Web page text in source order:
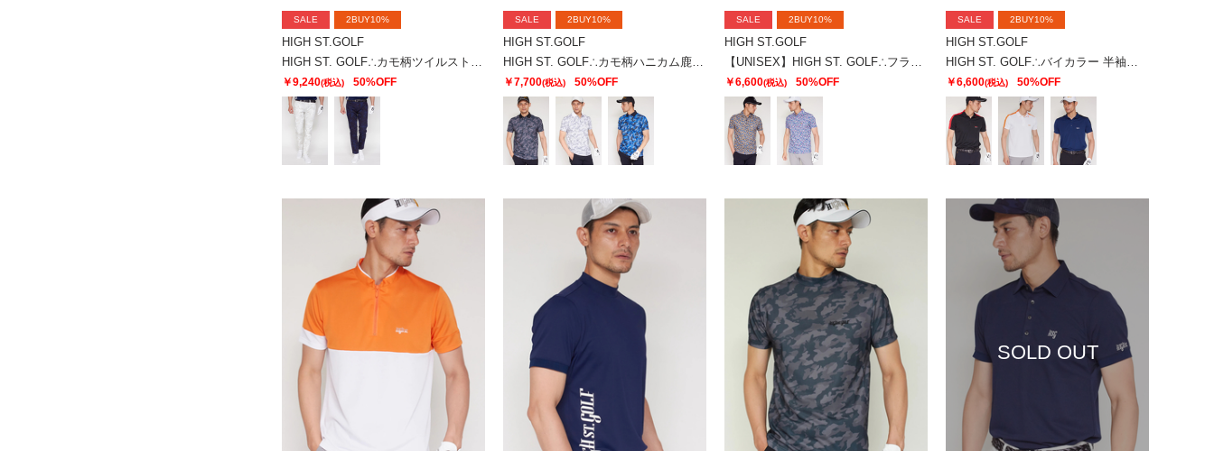
SALE 2BUY10%
HIGH ST.GOLF
￥9,240(税込) 50%OFF
SALE 2BUY10%
HIGH ST.GOLF
￥7,700(税込) 50%OFF
SALE 2BUY10%
HIGH ST.GOLF
￥6,600(税込) 50%OFF
SALE 2BUY10%
HIGH ST.GOLF
￥6,600(税込) 50%OFF
SOLD OUT